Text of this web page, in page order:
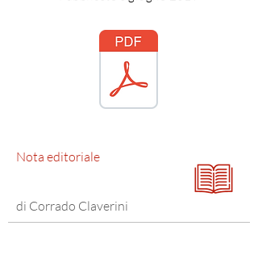
Nota editoriale
di Corrado Claverini